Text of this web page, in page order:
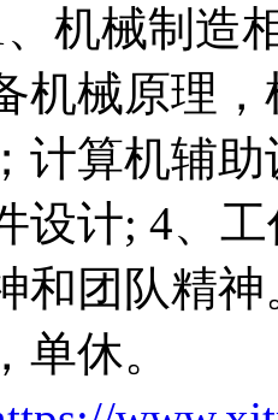
机械制造
机械原理
计算机辅
设计; 4、
和团队精
单休。